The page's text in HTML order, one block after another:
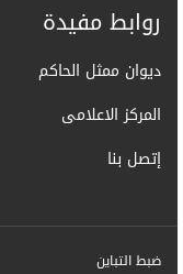
روابط مفيدة
ديوان ممثل الحاكم
المركز الاعلامى
إتصل بنا
ضبط التباين